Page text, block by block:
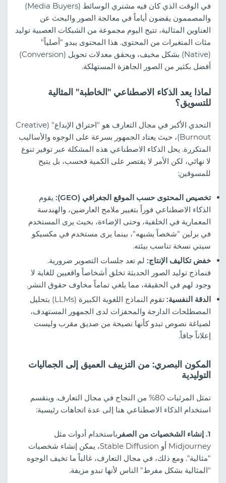
في الوقت الذي كان فيه مشتري الوسائط (Media Buyers)
والمصممون يقضون أياماً في معالجة الصور والبحث عن
العناوين المثالية، تتيح اليوم مجموعة من الشبكات العصبية توليد
مئات المتغيرات من المحتوى. هذا المحتوى يبدو "أصلياً"
(Native) بشكل مخيف، ويحقق معدلات تحويل (Conversion)
أفضل بكثير من الصور الجاهزة المستهلكة.
لماذا يعد الذكاء الاصطناعي "الخاطبة" المثالية
للتسويق؟
التحدي الأكبر في مجال التعارف هو "احتراق الإبداع" (Creative
Burnout)، حيث يعتاد الجمهور بسرعة على الوجوه والأساليب
المتكررة. يحل الذكاء الاصطناعي هذه المشكلة عبر توفير تنوع
لا نهائي، لكن الأمر لا يقتصر على الكمية فحسب، بل يتيح
للمسوقين:
تخصيص المحتوى حسب الموقع الجغرافي (GEO):
يقوم
الذكاء الاصطناعي فوراً بتغيير ملامح العارضين، والهندسة
المعمارية في الخلفية، وحتى الإضاءة، بحيث يرى المستخدم
في برلين "شخصاً يشبهه"، بينما يرى مستخدم في مكسيكو
سيتي نسخة تناسب بيئته.
خفض تكاليف الإنتاج: لم تعد جلسات التصوير ضرورية.
فنماذج توليد الصور الحديثة تخلق أشخاصاً واقعيين للغاية لا
وجود لهم في الحقيقة، مما يلغي تماماً مخاوف حقوق النشر.
الدقة النفسية:
تقوم النماذج اللغوية الكبيرة (LLMs) بتحليل
المصطلحات الدارجة والمحفزات لدى الجمهور المستهدف،
لصياغة نصوص تبدو كأنها نصيحة من صديق مقرب وليست
إعلاناً جافاً.
المكون البصري: من التزييف العميق إلى الجماليات
التوليدية
تمثل المرئيات 80% من النجاح في مجال التعارف. وينقسم
استخدام الذكاء الاصطناعي هنا إلى عدة اتجاهات رئيسية:
1. إنشاء الشخصيات من الصفر
باستخدام أدوات مثل
Midjourney أو Stable Diffusion، يمكن إنشاء شخصيات
"مثالية". ومع ذلك، في مجال التعارف، غالباً ما تخيف الوجوه
"المثالية بشكل مفرط" الناس لأنها تبدو مزيفة.